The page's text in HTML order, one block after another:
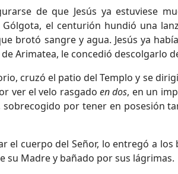
de que Jesús ya estuviese
el centurión hundió una
brotó sangre y agua. Jesús ya
Arimatea, le concedió descolgarlo
cruzó el patio del Templo y se
ver el velo rasgado en dos, en un
por tener en posesión
el cuerpo del Señor, lo entregó a
su Madre y bañado por sus lágrimas.